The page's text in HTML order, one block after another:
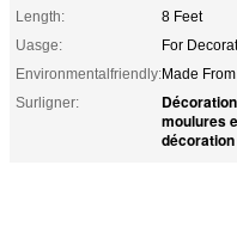
Length:
8 Feet
Uasge:
For
Environmentalfriendly:Made
Surligner:
moulures